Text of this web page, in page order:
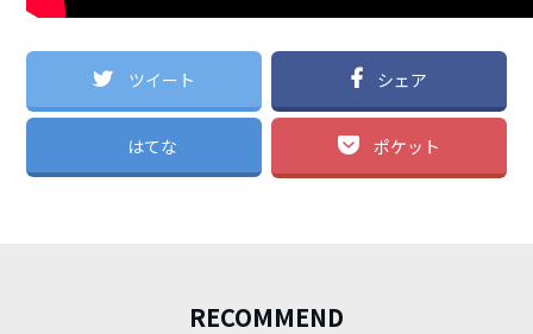
ツイート シェア
はてな ポケット
RECOMMEND